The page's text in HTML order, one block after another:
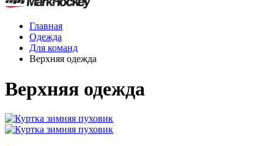
Главная
Одежда
Для команд
Верхняя одежда
Верхняя одежда